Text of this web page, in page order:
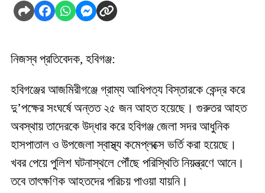
নিজস্ব প্রতিবেদক, হবিগঞ্জ:
হবিগঞ্জের আজমিরীগঞ্জে গ্রাম্য আধিপত্য বিস্তারকে কেন্দ্র করে
দু’পক্ষের সংঘর্ষে অন্তত ২৫ জন আহত হয়েছে। গুরুতর আহত
অবস্থায় তাদেরকে উদ্ধার করে হবিগঞ্জ জেলা সদর আধুনিক
হাসপাতাল ও উপজেলা স্বাস্থ্য কমেপ্লক্সে ভর্তি করা হয়েছে।
খবর পেয়ে পুলিশ ঘটনাস্থলে পৌঁছে পরিস্থিতি নিয়ন্ত্রণে আনে।
তবে তাৎক্ষণিক আহতদের পরিচয় পাওয়া যায়নি।